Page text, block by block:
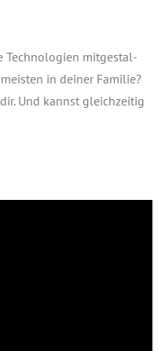
Tech­no­lo­gien mit­ge­stal­
in dei­ner Fami­lie?
Und kannst gleich­zei­tig